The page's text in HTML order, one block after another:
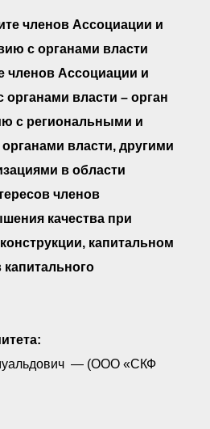
Компенсационный фонд
Реестры Ассоциации
Ассоциации
Ассоциации,
объединения
● Реестр членов
Застройщиков
● Реестр членов
заказчиков
Архив реестров
членов Ассоциации и
с органами власти
членов Ассоциации и
власти – орган
с региональными и
власти, другими
в области
членов
качества при
капитальном
— (ООО «СКФ